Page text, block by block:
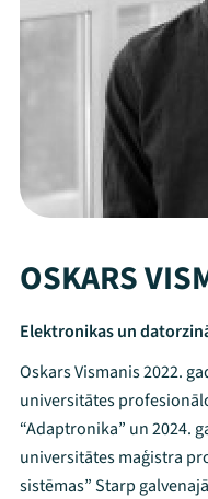
OSKARS
Elektronikas un
Oskars Vismanis 2022.
universitātes
“Adaptronika” un 2024.
universitātes maģistra
sistēmas” Starp